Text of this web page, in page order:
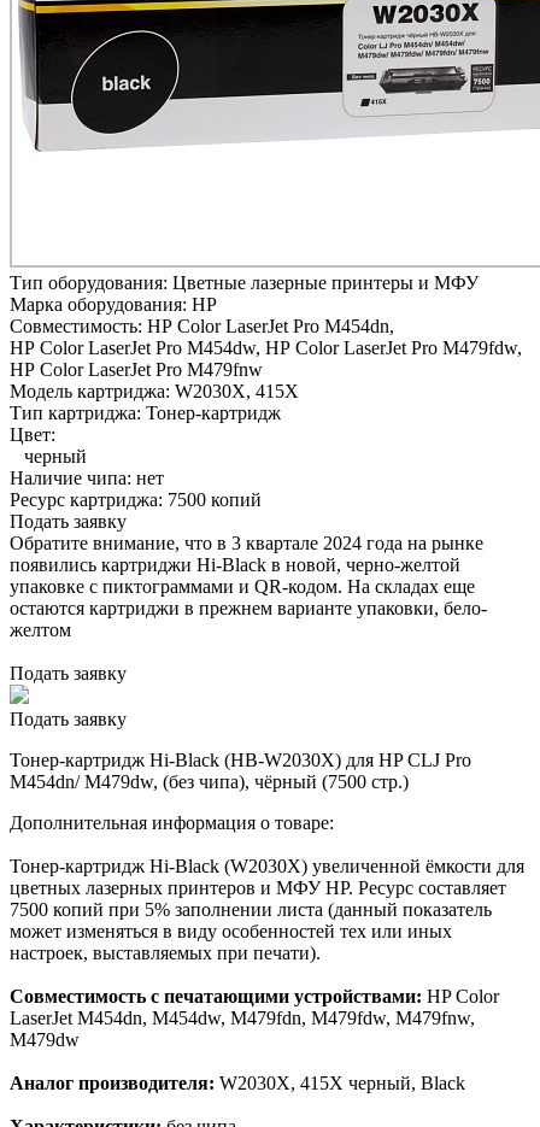
Тип оборудования: Цветные лазерные принтеры и МФУ
Марка оборудования: HP
Совместимость: HP Color LaserJet Pro M454dn,
HP Color LaserJet Pro M454dw, HP Color LaserJet Pro M479fdw,
HP Color LaserJet Pro M479fnw
Модель картриджа: W2030X, 415X
Тип картриджа: Тонер-картридж
Цвет:
черный
Наличие чипа: нет
Ресурс картриджа: 7500 копий
Подать заявку
Обратите внимание, что в 3 квартале 2024 года на рынке
появились картриджи Hi-Black в новой, черно-желтой
упаковке с пиктограммами и QR-кодом. На складах еще
остаются картриджи в прежнем варианте упаковки, бело-
желтом
Подать заявку
Подать заявку
Тонер-картридж Hi-Black (HB-W2030X) для HP CLJ Pro
M454dn/ M479dw, (без чипа), чёрный (7500 стр.)
Дополнительная информация о товаре:
Тонер-картридж Hi-Black (W2030X) увеличенной ёмкости для
цветных лазерных принтеров и МФУ HP. Ресурс составляет
7500 копий при 5% заполнении листа (данный показатель
может изменяться в виду особенностей тех или иных
настроек, выставляемых при печати).
Совместимость с печатающими устройствами: HP Color
LaserJet M454dn, M454dw, M479fdn, M479fdw, M479fnw,
M479dw
Аналог производителя: W2030X, 415X черный, Black